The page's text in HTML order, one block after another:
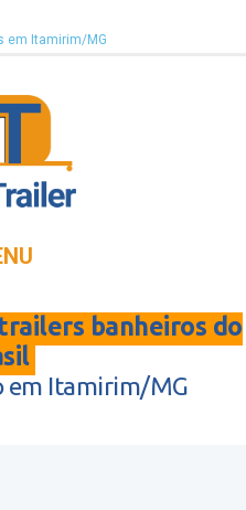
em Itamirim/MG
banheiros do
em Itamirim/MG